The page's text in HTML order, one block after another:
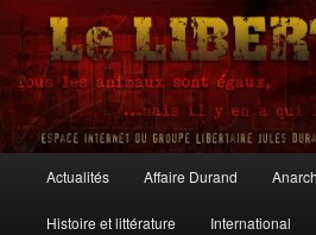
Aller
contenu
principal
Aller
contenu
secondaire
Le Libertaire
principal
Actualités Affaire Durand
Histoire et littérature International